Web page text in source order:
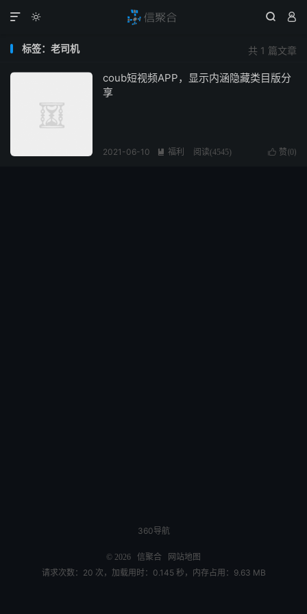
  

共 1 篇文章
标签：老司机
coub短视频APP，显示内涵隐藏类目版分
享
 赞(0)
2021-06-10  福利 阅读(4545)
360导航
© 2026 信聚合 网站地图
请求次数：20 次，加载用时：0.145 秒，内存占用：9.63 MB